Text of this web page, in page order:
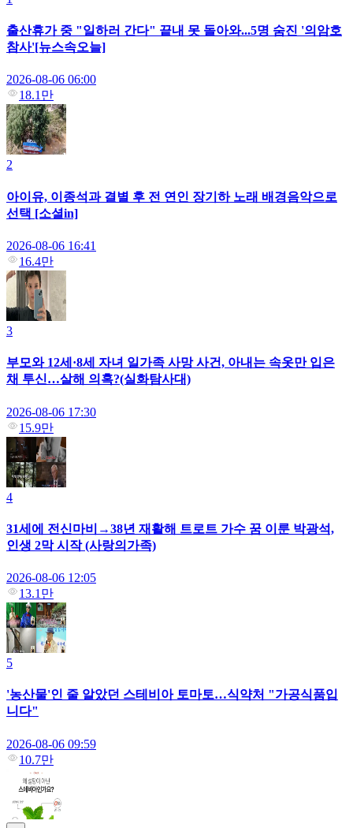
출산휴가 중 "일하러 간다" 끝내 못 돌아와...5명 숨진 '의암호
참사'[뉴스속오늘]
2026-08-06 06:00
18.1만
2
아이유, 이종석과 결별 후 전 연인 장기하 노래 배경음악으로
선택 [소셜in]
2026-08-06 16:41
16.4만
3
부모와 12세·8세 자녀 일가족 사망 사건, 아내는 속옷만 입은
채 투신…살해 의혹?(실화탐사대)
2026-08-06 17:30
15.9만
4
31세에 전신마비→38년 재활해 트로트 가수 꿈 이룬 박광석,
인생 2막 시작 (사랑의가족)
2026-08-06 12:05
13.1만
5
'농산물'인 줄 알았던 스테비아 토마토…식약처 "가공식품입
니다"
2026-08-06 09:59
10.7만